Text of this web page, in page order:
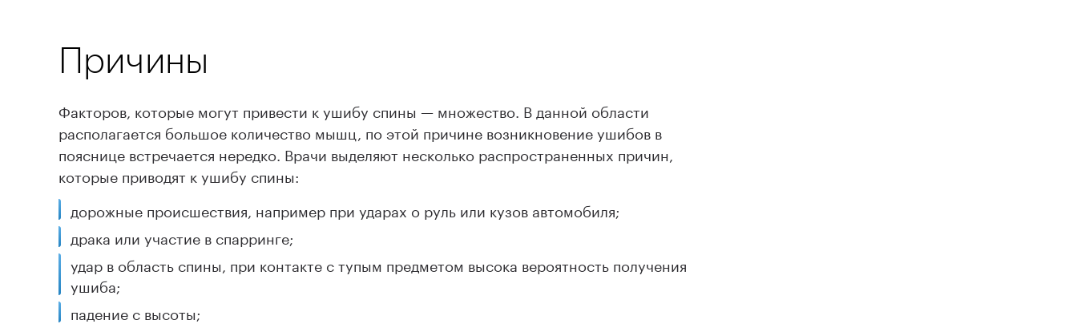
Причины
Факторов, которые могут привести к ушибу спины — множество. В данной области
располагается большое количество мышц, по этой причине возникновение ушибов в
пояснице встречается нередко. Врачи выделяют несколько распространенных причин,
которые приводят к ушибу спины:
дорожные происшествия, например при ударах о руль или кузов автомобиля;
драка или участие в спарринге;
удар в область спины, при контакте с тупым предметом высока вероятность получения
ушиба;
падение с высоты;